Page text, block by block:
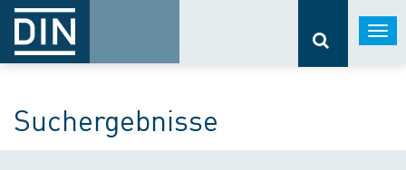
Suchergebnisse